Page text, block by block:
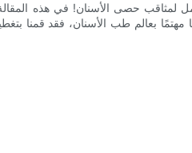
لمثاقب حصى الأسنان! في هذه
بعالم طب الأسنان، فقد قمنا